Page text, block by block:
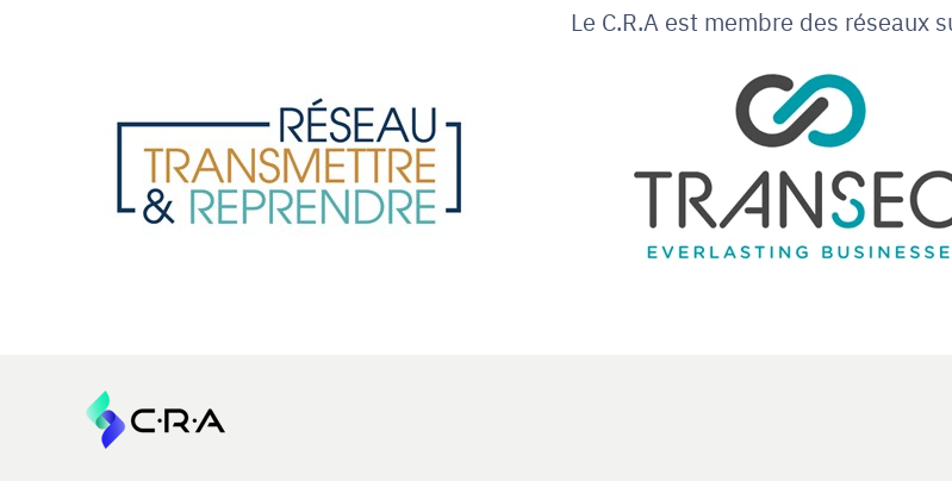
Le C.R.A est membre des réseaux